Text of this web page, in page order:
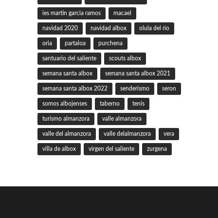
ies martin garcia ramos macael
navidad 2020 navidad albox olula del rio
oria partaloa purchena
santuario del saliente scouts albox
semana santa albox semana santa albox 2021
semana santa albox 2022 senderismo seron
somos albojenses taberno tenis
turismo almanzora valle almanzora
valle del almanzora valle delalmanzora vera
villa de albox virgen del saliente zurgena